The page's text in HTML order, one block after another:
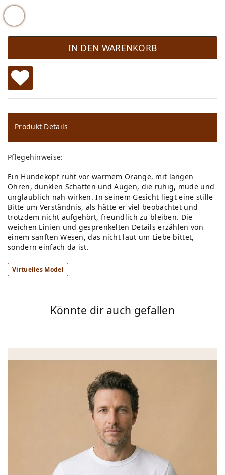
IN DEN WARENKORB
W
u
ns
ch
lis
te
Produkt Details
Pflegehinweise:
Ein Hundekopf ruht vor warmem Orange, mit langen
Ohren, dunklen Schatten und Augen, die ruhig, müde und
unglaublich nah wirken. In seinem Gesicht liegt eine stille
Bitte um Verständnis, als hätte er viel beobachtet und
trotzdem nicht aufgehört, freundlich zu bleiben. Die
weichen Linien und gesprenkelten Details erzählen von
einem sanften Wesen, das nicht laut um Liebe bittet,
sondern einfach da ist.
Virtuelles Model
Könnte dir auch gefallen